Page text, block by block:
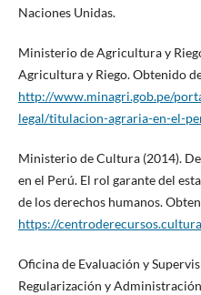
Naciones Unidas.
Ministerio de Agricultura y
Agricultura y Riego. Obtenido
http://www.minagri.gob.pe/
legal/titulacion-agraria-en-el-
Ministerio de Cultura (2014).
en el Perú. El rol garante del
de los derechos humanos.
https://
Oficina de Evaluación y
Regularización y